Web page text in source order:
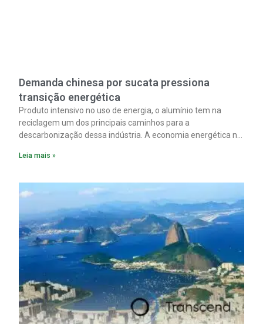
Demanda chinesa por sucata pressiona
transição energética
Produto intensivo no uso de energia, o alumínio tem na
reciclagem um dos principais caminhos para a
descarbonização dessa indústria. A economia energética na
material. A produção de um alumínio mais limpo, no entanto,
insumo, a sucata, devido, sobretudo, ao interesse chinês
pela matéria-prima.
Leia mais »